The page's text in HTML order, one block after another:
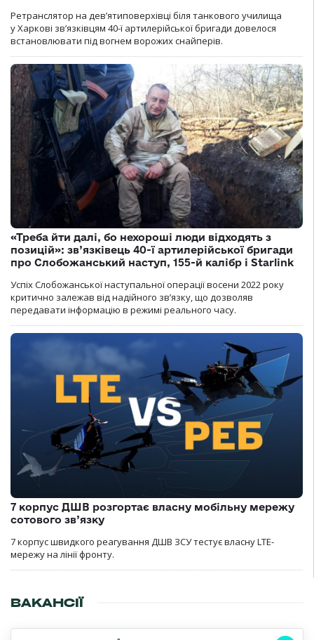
Ретранслятор на дев’ятиповерхівці біля танкового училища
у Харкові зв’язківцям 40-ї артилерійської бригади довелося
встановлювати під вогнем ворожих снайперів.
«Треба йти далі, бо нехороші люди відходять з
позицій»: зв’язківець 40-ї артилерійської бригади
про Слобожанський наступ, 155-й калібр і Starlink
Успіх Слобожанської наступальної операції восени 2022 року
критично залежав від надійного зв’язку, що дозволяв
передавати інформацію в режимі реального часу.
7 корпус ДШВ розгортає власну мобільну мережу
сотового зв’язку
7 корпус швидкого реагування ДШВ ЗСУ тестує власну LTE-
мережу на лінії фронту.
ВАКАНСІЇ